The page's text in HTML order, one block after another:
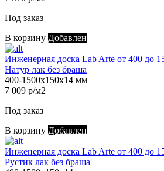
Под заказ
В корзину Добавлен
Инженерная доска Lab Arte от 400 до
Натур лак без браша
400-1500х150х14 мм
7 009 р/м2
Под заказ
В корзину Добавлен
Инженерная доска Lab Arte от 400 до
Рустик лак без браша